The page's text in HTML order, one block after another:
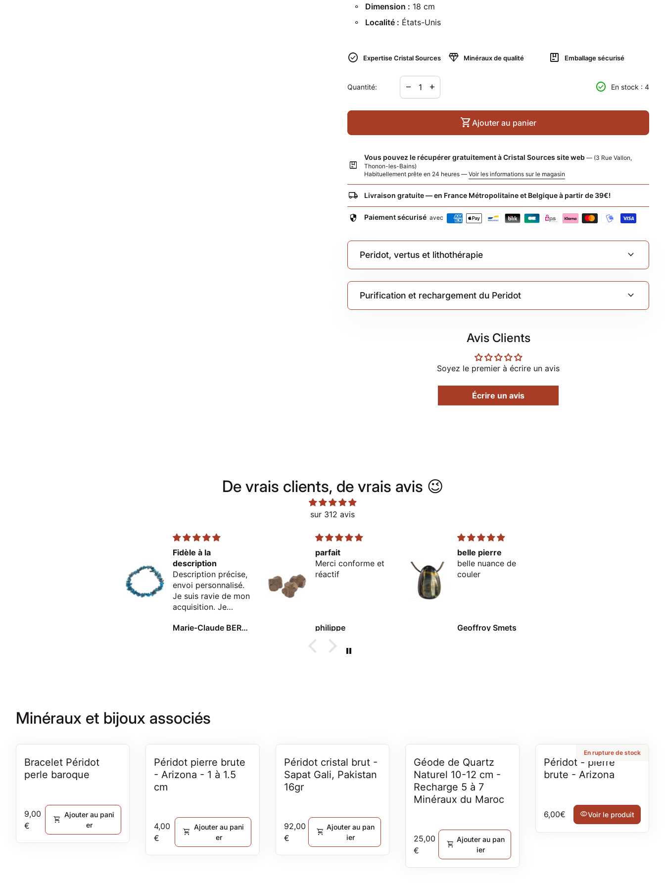
Dimension : 18 cm
Localité : États-Unis
check_circle Expertise Cristal Sources diamond Minéraux de qualité package Emballage sécurisé
Quantité:
Diminuer la quantité pour
remove
Augmenter la quantité pour
add check_circle En stock : 4
shopping_cart Ajouter au panier
package
Vous pouvez le récupérer gratuitement à Cristal Sources site web — (3 Rue Vallon,
Thonon-les-Bains)
Habituellement prête en 24 heures — Voir les informations sur le magasin
local_shipping Livraison gratuite — en France Métropolitaine et Belgique à partir de 39€!
security Paiement sécurisé avec
Peridot, vertus et lithothérapie expand_more
Purification et rechargement du Peridot expand_more
Avis Clients
Soyez le premier à écrire un avis
Écrire un avis
De vrais clients, de vrais avis 😉
sur 312 avis
Fidèle à la
description
Description précise,
envoi personnalisé.
Je suis ravie de mon
acquisition. Je
mais aussi le
Marie-Claude BERNARD
parfait
Merci conforme et
réactif
philippe
belle pierre
belle nuance de
couler
Geoffroy Smets
Minéraux et bijoux associés
Bracelet Péridot
perle baroque
Prix normal
9,00
€
shopping_cart
Ajouter au pani
er
Péridot pierre brute
- Arizona - 1 à 1.5
cm
Prix normal
4,00
€
shopping_cart
Ajouter au pani
er
Péridot cristal brut -
Sapat Gali, Pakistan
16gr
Prix normal
92,00
€
shopping_cart
Ajouter au pan
ier
Géode de Quartz
Naturel 10-12 cm -
Recharge 5 à 7
Minéraux du Maroc
Prix normal
25,00
€
shopping_cart
Ajouter au pan
ier
En rupture de stock
Péridot - pierre
brute - Arizona
Prix normal
6,00€ visibilityVoir le produit